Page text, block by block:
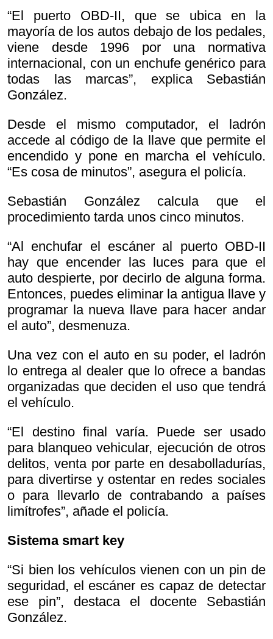
“El puerto OBD-II, que se ubica en la
mayoría de los autos debajo de los pedales,
viene desde 1996 por una normativa
internacional, con un enchufe genérico para
todas las marcas”, explica Sebastián
González.
Desde el mismo computador, el ladrón
accede al código de la llave que permite el
encendido y pone en marcha el vehículo.
“Es cosa de minutos”, asegura el policía.
Sebastián González calcula que el
procedimiento tarda unos cinco minutos.
“Al enchufar el escáner al puerto OBD-II
hay que encender las luces para que el
auto despierte, por decirlo de alguna forma.
Entonces, puedes eliminar la antigua llave y
programar la nueva llave para hacer andar
el auto”, desmenuza.
Una vez con el auto en su poder, el ladrón
lo entrega al dealer que lo ofrece a bandas
organizadas que deciden el uso que tendrá
el vehículo.
“El destino final varía. Puede ser usado
para blanqueo vehicular, ejecución de otros
delitos, venta por parte en desabolladurías,
para divertirse y ostentar en redes sociales
o para llevarlo de contrabando a países
limítrofes”, añade el policía.
Sistema smart key
“Si bien los vehículos vienen con un pin de
seguridad, el escáner es capaz de detectar
ese pin”, destaca el docente Sebastián
González.